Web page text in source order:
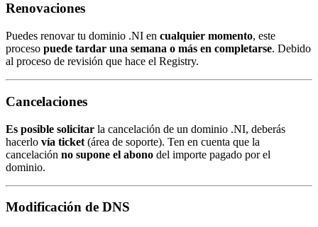
Renovaciones
Puedes renovar tu dominio .NI en cualquier momento, este
proceso puede tardar una semana o más en completarse. Debido
al proceso de revisión que hace el Registry.
Cancelaciones
Es posible solicitar la cancelación de un dominio .NI, deberás
hacerlo vía ticket (área de soporte). Ten en cuenta que la
cancelación no supone el abono del importe pagado por el
dominio.
Modificación de DNS